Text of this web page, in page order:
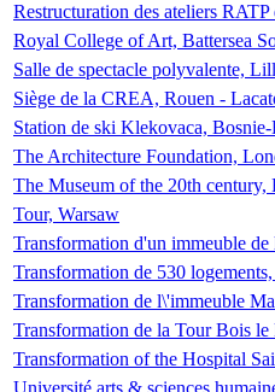
Restructuration des ateliers
Royal College of Art, Battersea
Salle de spectacle polyvalente,
Siège de la CREA, Rouen -
Station de ski Klekovaca,
The Architecture Foundation,
The Museum of the 20th century,
Tour, Warsaw
Transformation d'un immeuble
Transformation de 530
Transformation de l\'immeuble
Transformation de la Tour Bois
Transformation of the Hospital
Université arts & sciences